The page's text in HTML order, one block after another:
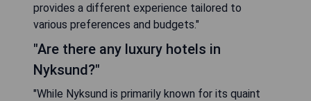
provides a different experience tailored to
various preferences and budgets."
"Are there any luxury hotels in
Nyksund?"
"While Nyksund is primarily known for its quaint